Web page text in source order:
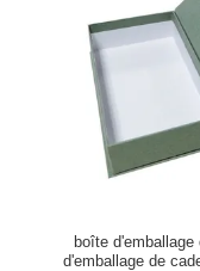
boîte
d'emballage de